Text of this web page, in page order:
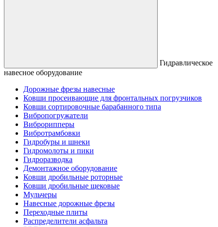
Гидравлическое
навесное оборудование
Дорожные фрезы навесные
Ковши просеивающие для фронтальных погрузчиков
Ковши сортировочные барабанного типа
Вибропогружатели
Виброрипперы
Вибротрамбовки
Гидробуры и шнеки
Гидромолоты и пики
Гидроразводка
Демонтажное оборудование
Ковши дробильные роторные
Ковши дробильные щековые
Мульчеры
Навесные дорожные фрезы
Переходные плиты
Распределители асфальта